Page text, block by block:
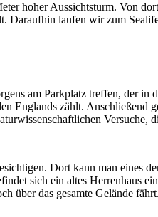
hoher Aussichtsturm. Von
Daraufhin laufen wir zum
am Parkplatz treffen, der
Englands zählt. Anschließend
Versuche,
Dort kann man eines
sich ein altes Herrenhaus
das gesamte Gelände